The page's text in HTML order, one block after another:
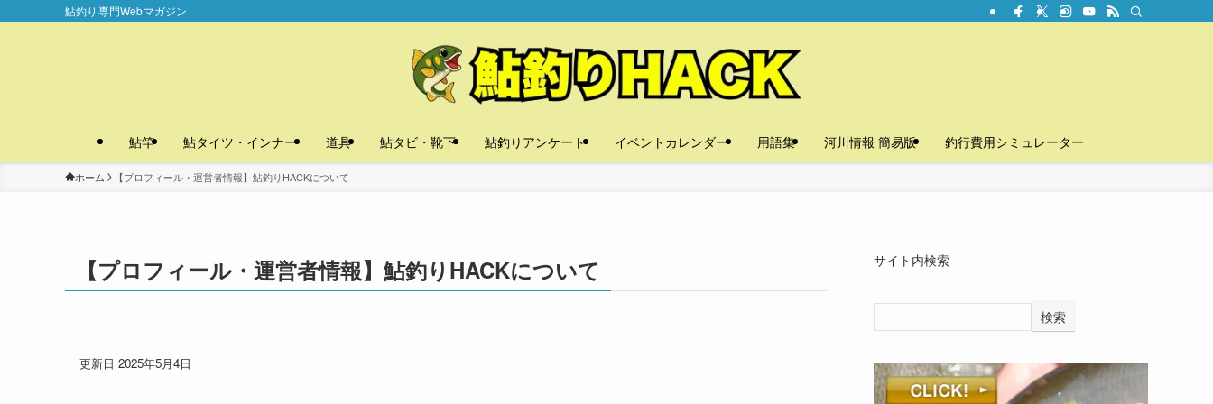
鮎釣り専門Webマガジン
鮎竿 鮎タイツ・インナー 道具 鮎タビ・靴下 鮎釣りアンケート イベントカレンダー 用語集 河川情報 簡易版 釣行費用シミュレーター
ホーム 【プロフィール・運営者情報】鮎釣りHACKについて
【プロフィール・運営者情報】鮎釣りHACKについて
更新日 2025年5月4日
サイト内検索
検索